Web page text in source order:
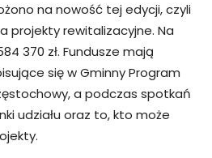
na nowość tej edycji, czyli
projekty rewitalizacyjne. Na
370 zł. Fundusze mają
się w Gminny Program
a podczas spotkań
udziału oraz to, kto może